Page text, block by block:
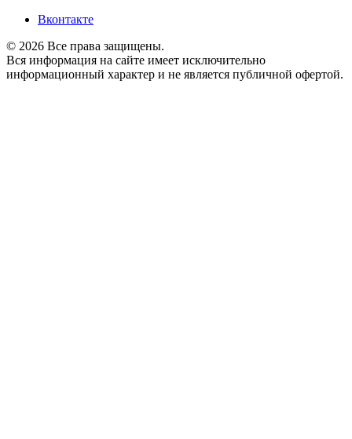
Вконтакте
© 2026 Все права защищены.
Вся информация на сайте имеет исключительно
информационный характер и не является публичной офертой.